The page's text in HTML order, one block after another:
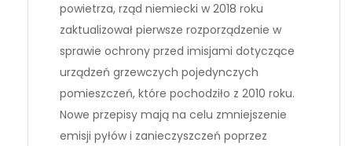
powietrza, rząd niemiecki w 2018 roku
zaktualizował pierwsze rozporządzenie w
sprawie ochrony przed imisjami dotyczące
urządzeń grzewczych pojedynczych
pomieszczeń, które pochodziło z 2010 roku.
Nowe przepisy mają na celu zmniejszenie
emisji pyłów i zanieczyszczeń poprzez